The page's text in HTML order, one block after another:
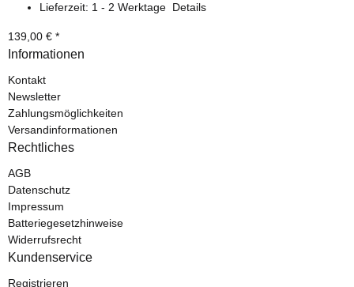
Lieferzeit: 1 - 2 Werktage Details
139,00 € *
Informationen
Kontakt
Newsletter
Zahlungsmöglichkeiten
Versandinformationen
Rechtliches
AGB
Datenschutz
Impressum
Batteriegesetzhinweise
Widerrufsrecht
Kundenservice
Registrieren